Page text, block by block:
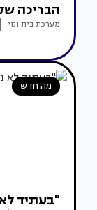
הבריכה
מערכת בית ונוי
מה חדש
"בעתיד